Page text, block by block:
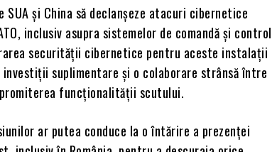
și China să declanșeze atacuri cibernetice
inclusiv asupra sistemelor de comandă și control
securității cibernetice pentru aceste instalații
suplimentare și o colaborare strânsă între
funcționalității scutului.
ar putea conduce la o întărire a prezenței